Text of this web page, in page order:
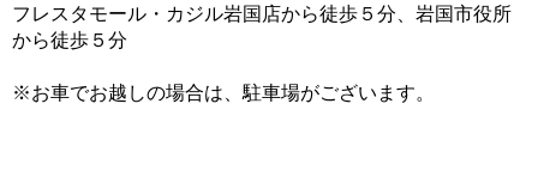
フレスタモール・カジル岩国店から徒歩５分、岩国市役所
から徒歩５分
※お車でお越しの場合は、駐車場がございます。